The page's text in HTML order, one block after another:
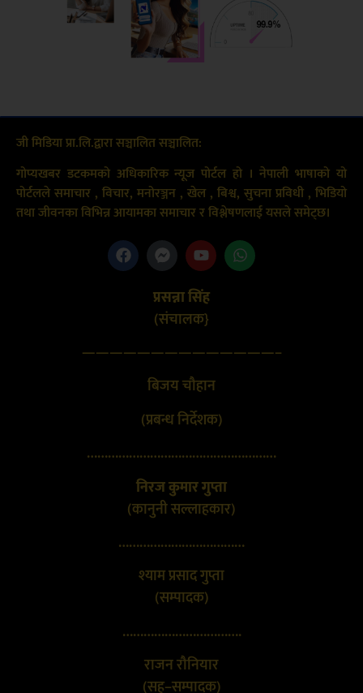
जी मिडिया प्रा.लि.द्वारा सञ्चालित सञ्चालित:
गोप्यखबर डटकमको अधिकारिक न्यूज पोर्टल हो । नेपाली भाषाको यो
पोर्टलले समाचार , विचार, मनोरञ्जन , खेल , बिश्व, सुचना प्रविधी , भिडियो
तथा जीवनका विभिन्न आयामका समाचार र विश्लेषणलाई यसले समेट्छ।
प्रसन्ना सिंह
(संचालक}
——————————————–
बिजय चौहान
(प्रबन्ध निर्देशक)
………………………………………………
निरज कुमार गुप्ता
(कानुनी सल्लाहकार)
………………………………
श्याम प्रसाद गुप्ता
(सम्पादक)
…………………………….
राजन रौनियार
(सह–सम्पादक)